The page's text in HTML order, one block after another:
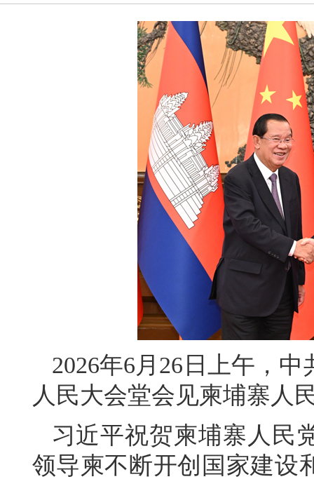
2026年6月26日上午，
人民大会堂会见柬埔寨人
习近平祝贺柬埔寨人民
领导柬不断开创国家建设